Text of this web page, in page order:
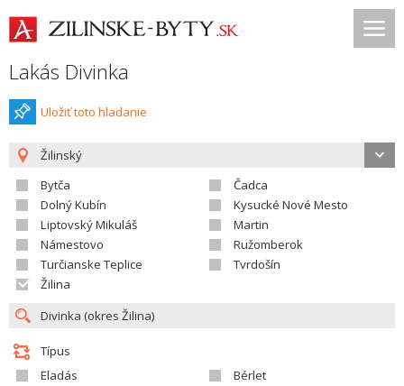
Lakás Divinka
Uložiť toto hladanie
Žilinský
Bytča
Čadca
Dolný Kubín
Kysucké Nové Mesto
Liptovský Mikuláš
Martin
Námestovo
Ružomberok
Turčianske Teplice
Tvrdošín
Žilina
Típus
Eladás
Bérlet